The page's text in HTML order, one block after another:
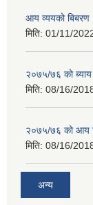
आय व्ययको बिबरण
मिति: 01/11/
२०७५/७६ को ब्याय
मिति: 08/16/
२०७५/७६ को आय
मिति: 08/16/
अन्य